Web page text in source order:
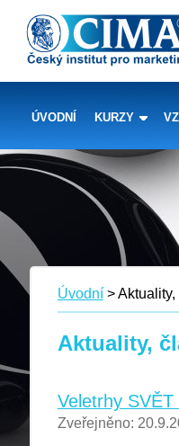
ÚVODNÍ KURZY
Úvodní> Aktuality,
Aktuality,
Veletrhy
Zveřejněno: